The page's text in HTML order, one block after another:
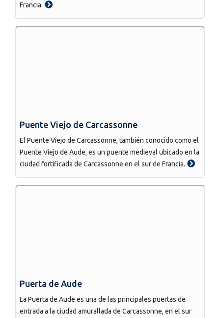
Francia.
Puente Viejo de Carcassonne
El Puente Viejo de Carcassonne, también conocido como el
Puente Viejo de Aude, es un puente medieval ubicado en la
ciudad fortificada de Carcassonne en el sur de Francia.
Puerta de Aude
La Puerta de Aude es una de las principales puertas de
entrada a la ciudad amurallada de Carcassonne, en el sur